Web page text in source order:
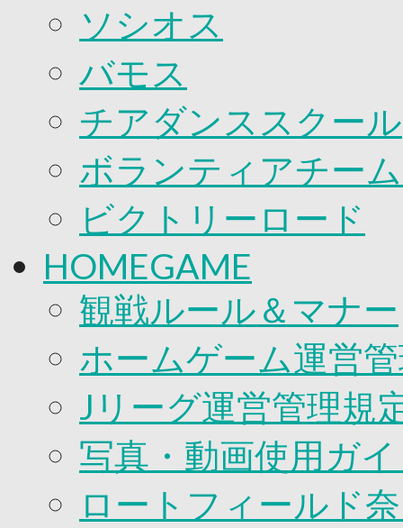
ソシオス
バモス
チアダンススクール
ボランティアチー
ビクトリーロード
HOMEGAME
観戦ルール＆マナー
ホームゲーム運営
Jリーグ運営管理規
写真・動画使用ガ
ロートフィールド